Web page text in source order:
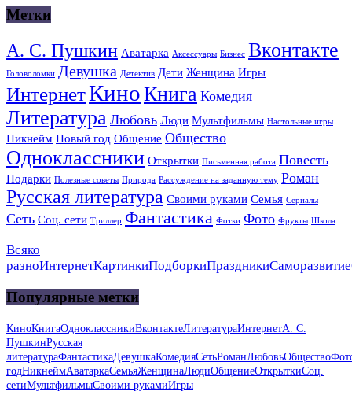
Метки
А. С. Пушкин Аватарка Аксессуары Бизнес Вконтакте
Головоломки Девушка Детектив Дети Женщина Игры
ИнтернетКиноКнига Комедия
Литература Любовь Люди Мультфильмы Настольные игры
Никнейм Новый год Общение Общество
Одноклассники Открытки Письменная работа Повесть
Подарки Полезные советы Природа Рассуждение на заданную тему Роман
Русская литература Своими руками Семья Сериалы
Сеть Соц. сети Триллер Фантастика Фотки Фото Фрукты Школа
Всяко
разноИнтернетКартинкиПодборкиПраздникиСаморазвитие
Популярные метки
КиноКнигаОдноклассникиВконтактеЛитератураИнтернетА. С.
ПушкинРусская
литератураФантастикаДевушкаКомедияСетьРоманЛюбовьОбщество
годНикнеймАватаркаСемьяЖенщинаЛюдиОбщениеОткрыткиСоц.
сетиМультфильмыСвоими рукамиИгры